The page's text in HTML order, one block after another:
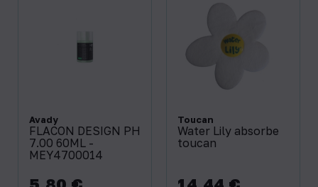
Avady
FLACON DESIGN PH
7.00 60ML -
MEY4700014
Prix
Toucan
Water Lily absorbe
toucan
Prix